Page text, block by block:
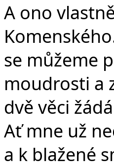
A ono
se můžeme
moudrosti a
dvě věci
Ať mne už
a k blažené